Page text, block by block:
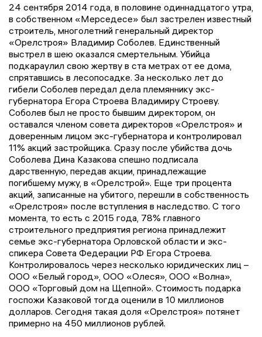
24 сентября 2014 года, в половине одиннадцатого утра,
в собственном «Мерседесе» был застрелен известный
строитель, многолетний генеральный директор
«Орелстроя» Владимир Соболев. Единственный
выстрел в шею оказался смертельным. Убийца
подкараулил свою жертву в ста метрах от ее дома,
спрятавшись в лесопосадке. За несколько лет до
гибели Соболев передал дела племяннику экс-
губернатора Егора Строева Владимиру Строеву.
Соболев был не просто бывшим директором, он
оставался членом совета директоров «Орелстроя» и
доверенным лицом экс-губернатора и контролировал
11% акций застройщика. Сразу после убийства дочь
Соболева Дина Казакова спешно подписала
дарственную, передав акции, принадлежащие
погибшему мужу, в «Орелстрой». Еще три процента
акций, записанные на убитого, перешли в собственность
«Орелстроя» после вступления в наследство. С того
момента, то есть с 2015 года, 78% главного
строительного предприятия региона принадлежит
семье экс-губернатора Орловской области и экс-
спикера Совета Федерации РФ Егора Строева.
Контролировалось через несколько юридических лиц –
ООО «Белый город», ООО «Олеся», ООО «Волна»,
ООО «Торговый дом на Щепной». Стоимость подарка
госпожи Казаковой тогда оценили в 10 миллионов
долларов. Сегодня такая доля «Орелстроя» потянет
примерно на 450 миллионов рублей.